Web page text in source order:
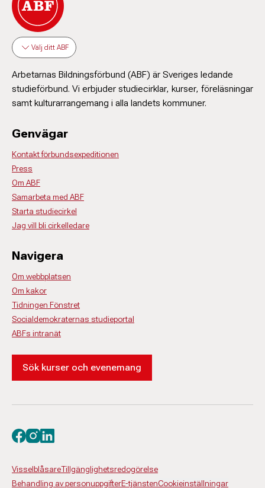
Välj ditt ABF
Arbetarnas Bildningsförbund (ABF) är Sveriges ledande
studieförbund. Vi erbjuder studiecirklar, kurser, föreläsningar
samt kulturarrangemang i alla landets kommuner.
Genvägar
Kontakt förbundsexpeditionen
Press
Om ABF
Samarbeta med ABF
Starta studiecirkel
Jag vill bli cirkelledare
Navigera
Om webbplatsen
Om kakor
Tidningen Fönstret
Socialdemokraternas studieportal
ABFs intranät
Sök kurser och evenemang
VisselblåsareTillgänglighetsredogörelse
Behandling av personuppgifterE-tjänstenCookieinställningar
Besök oss på facebook
Besök oss på instagram
Besök oss på linkedin